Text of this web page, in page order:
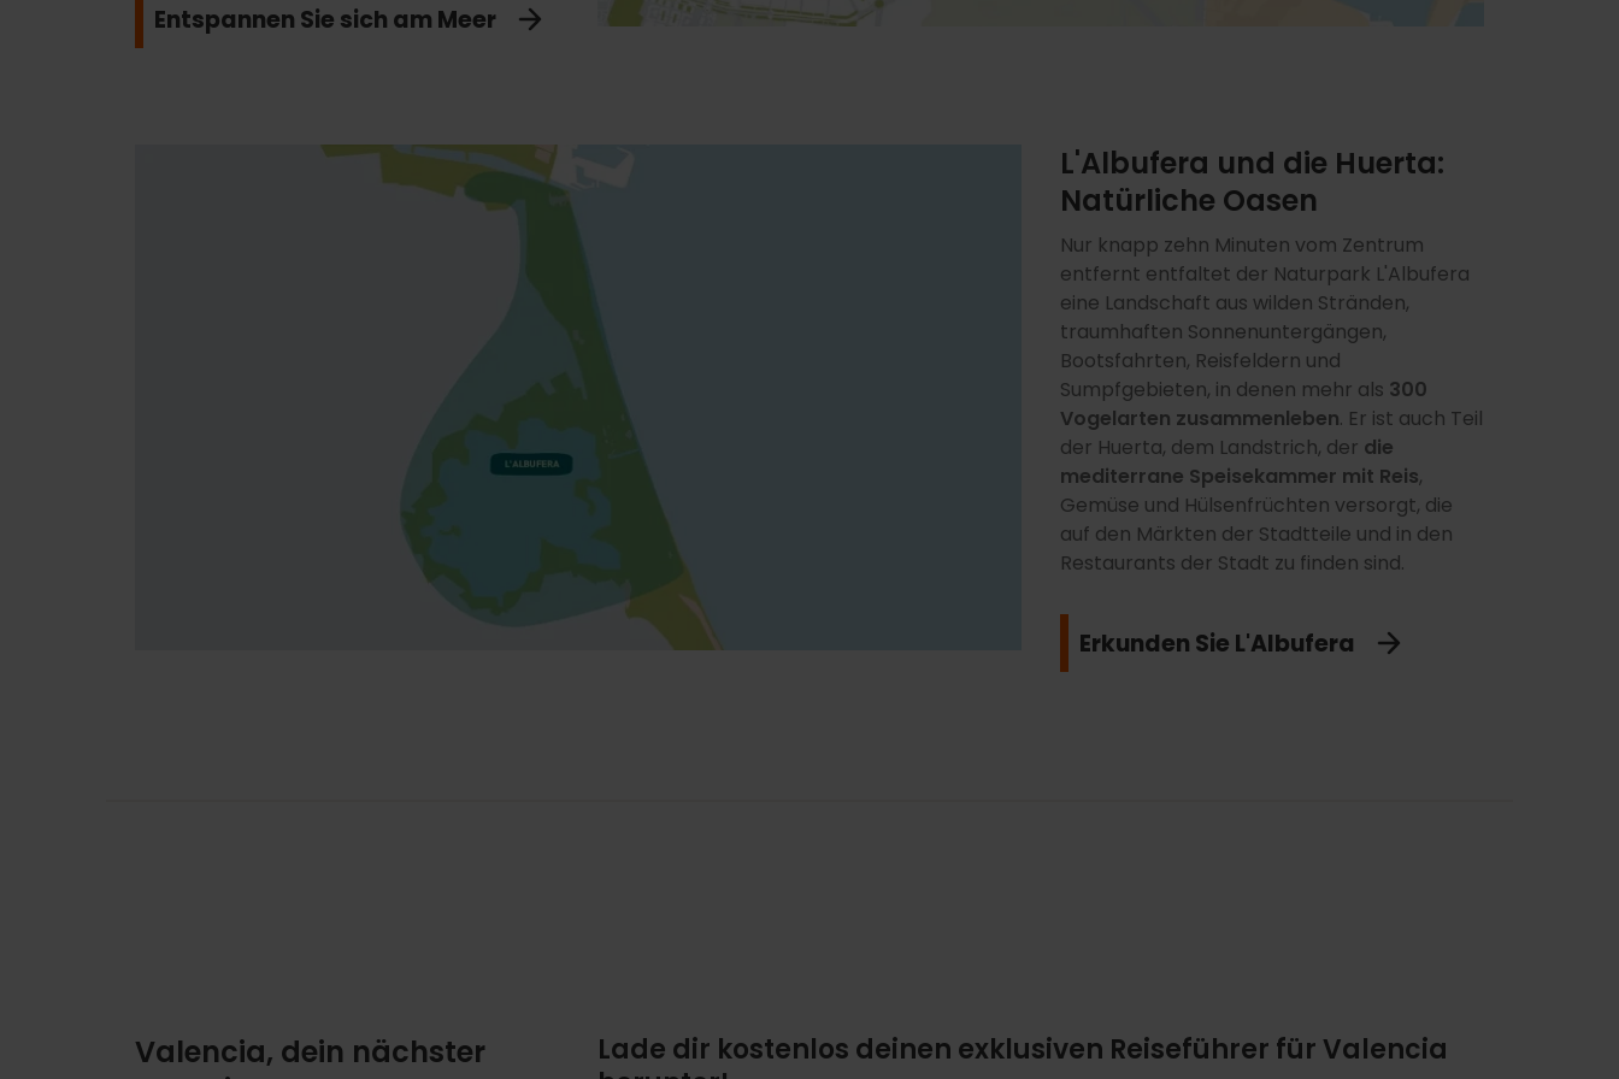
Entspannen Sie sich am Meer
L'Albufera und die Huerta:
Natürliche Oasen
Nur knapp zehn Minuten vom Zentrum
entfernt entfaltet der Naturpark L'Albufera
eine Landschaft aus wilden Stränden,
traumhaften Sonnenuntergängen,
Bootsfahrten, Reisfeldern und
Sumpfgebieten, in denen mehr als 300
Vogelarten zusammenleben. Er ist auch Teil
der Huerta, dem Landstrich, der die
mediterrane Speisekammer mit Reis,
Gemüse und Hülsenfrüchten versorgt, die
auf den Märkten der Stadtteile und in den
Restaurants der Stadt zu finden sind.
Erkunden Sie L'Albufera
Valencia, dein nächster
Lade dir kostenlos deinen exklusiven Reiseführer für Valencia